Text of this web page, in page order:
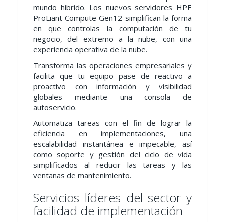
mundo híbrido. Los nuevos servidores HPE
ProLiant Compute Gen12 simplifican la forma
en que controlas la computación de tu
negocio, del extremo a la nube, con una
experiencia operativa de la nube.
Transforma las operaciones empresariales y
facilita que tu equipo pase de reactivo a
proactivo con información y visibilidad
globales mediante una consola de
autoservicio.
Automatiza tareas con el fin de lograr la
eficiencia en implementaciones, una
escalabilidad instantánea e impecable, así
como soporte y gestión del ciclo de vida
simplificados al reducir las tareas y las
ventanas de mantenimiento.
Servicios líderes del sector y
facilidad de implementación